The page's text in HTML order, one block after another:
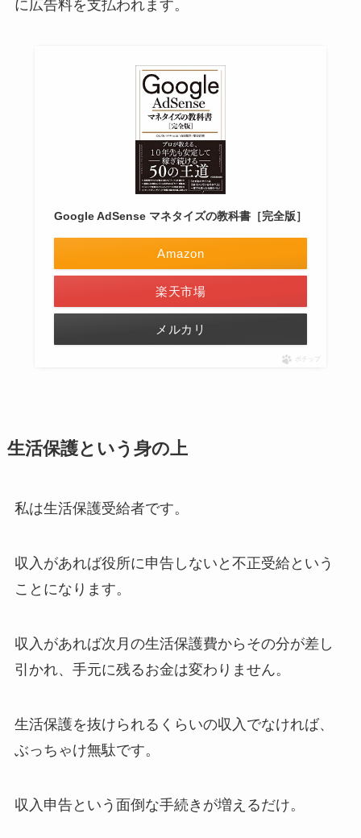
に広告料を支払われます。
Google AdSense マネタイズの教科書［完全版］
Amazon
楽天市場
メルカリ
ポチップ
生活保護という身の上
私は生活保護受給者です。
収入があれば役所に申告しないと不正受給という
ことになります。
収入があれば次月の生活保護費からその分が差し
引かれ、手元に残るお金は変わりません。
生活保護を抜けられるくらいの収入でなければ、
ぶっちゃけ無駄です。
収入申告という面倒な手続きが増えるだけ。